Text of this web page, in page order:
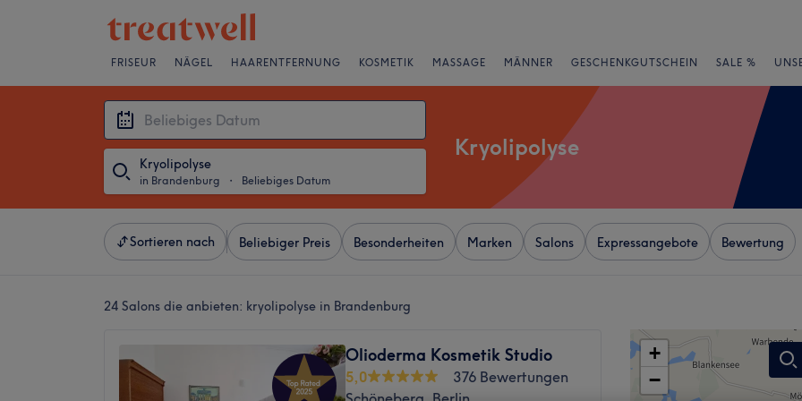
FRISEUR NÄGEL HAARENTFERNUNG KOSMETIK MASSAGE MÄNNER GESCHENKGUTSCHEIN SALE %
Kryolipolyse
in Brandenburg ・ Beliebiges Datum
Kryolipolyse
Sortieren nach Beliebiger Preis Besonderheiten Marken Salons Expressangebote Bewertung
24 Salons die anbieten: kryolipolyse in Brandenburg
Olioderma Kosmetik Studio
5,0
376 Bewertungen
+
−